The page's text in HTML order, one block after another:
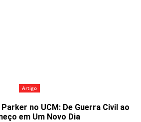
Artigo
no UCM: De Guerra Civil ao
em Um Novo Dia